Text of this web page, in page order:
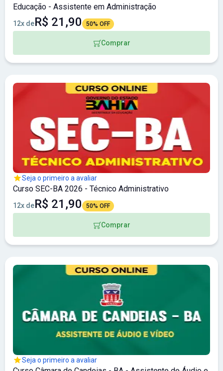
Educação - Assistente em Administração
12x deR$ 21,90 50% OFF
Comprar
Seja o primeiro a avaliar
Curso SEC-BA 2026 - Técnico Administrativo
12x deR$ 21,90 50% OFF
Comprar
Seja o primeiro a avaliar